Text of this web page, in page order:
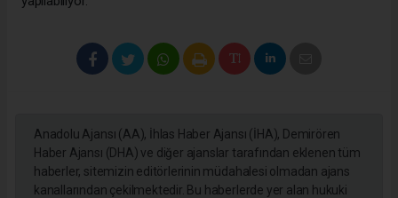
Anadolu Ajansı (AA), İhlas Haber Ajansı (İHA), Demirören
Haber Ajansı (DHA) ve diğer ajanslar tarafından eklenen tüm
haberler, sitemizin editörlerinin müdahalesi olmadan ajans
kanallarından çekilmektedir. Bu haberlerde yer alan hukuki